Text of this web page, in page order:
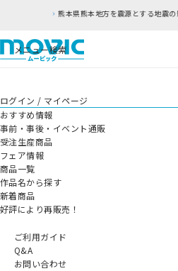
を震源とする地震の影響につきまして
メニュー検索
ログイン / マイページ
おすすめ情報
事前・事後・イベント通販
受注生産商品
フェア情報
商品一覧
作品名から探す
新着商品
好評により再販売！
ご利用ガイド
Q&A
お問い合わせ